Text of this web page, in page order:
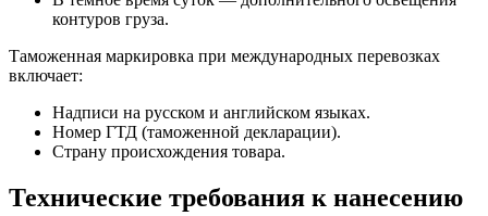
контуров груза.
Таможенная маркировка при международных перевозках
включает:
Надписи на русском и английском языках.
Номер ГТД (таможенной декларации).
Страну происхождения товара.
Технические требования к нанесению